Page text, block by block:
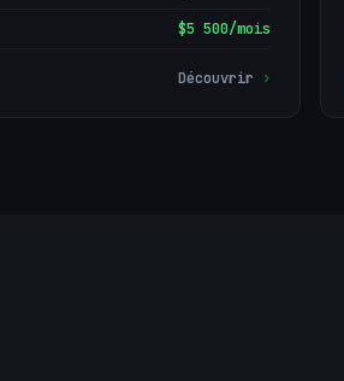
$5 500/mois
Découvrir ›